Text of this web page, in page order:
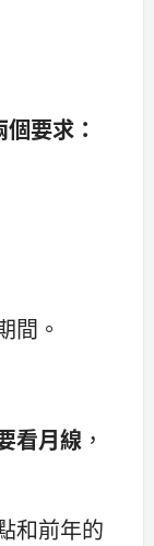
要求：
間。
看月線 ，
和前年的